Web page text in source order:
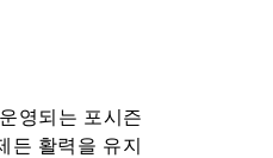
영되는 포시즌
든 활력을 유지